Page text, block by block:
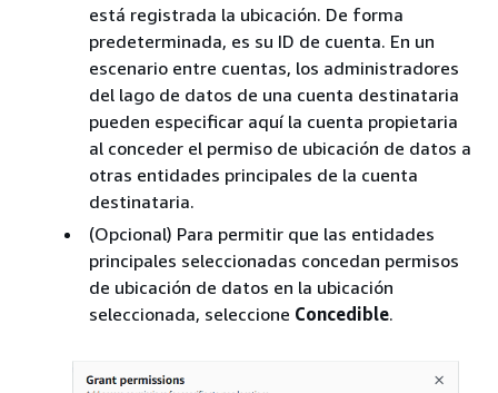
está registrada la ubicación. De forma
predeterminada, es su ID de cuenta. En un
escenario entre cuentas, los administradores
del lago de datos de una cuenta destinataria
pueden especificar aquí la cuenta propietaria
al conceder el permiso de ubicación de datos a
otras entidades principales de la cuenta
destinataria.
(Opcional) Para permitir que las entidades
principales seleccionadas concedan permisos
de ubicación de datos en la ubicación
seleccionada, seleccione Concedible.